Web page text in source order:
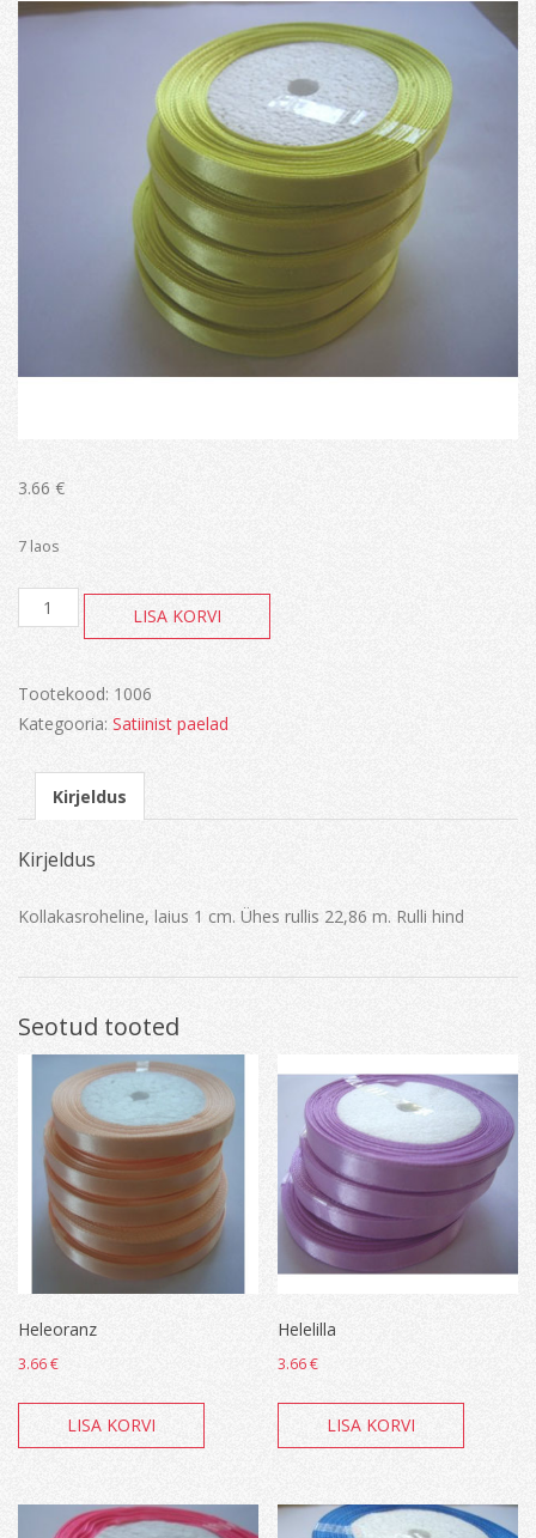
3.66 €
7 laos
Kollakasroheline
kogus
LISA KORVI
Tootekood: 1006
Kategooria: Satiinist paelad
Kirjeldus
Kirjeldus
Kollakasroheline, laius 1 cm. Ühes rullis 22,86 m. Rulli hind
Seotud tooted
Heleoranz
3.66€
LISA KORVI
Helelilla
3.66€
LISA KORVI